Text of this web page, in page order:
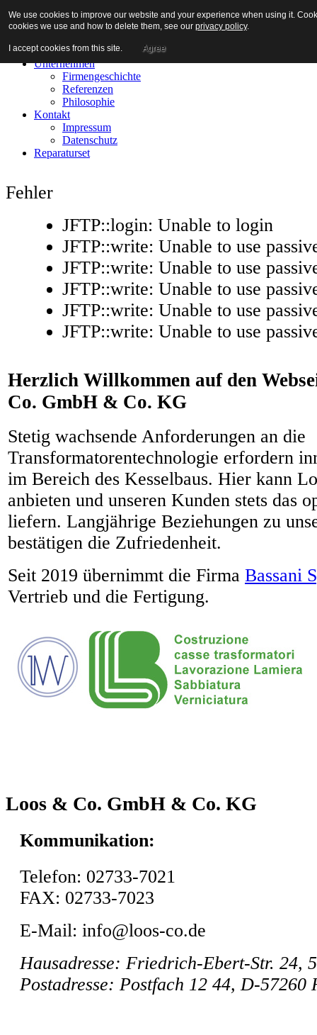
Home
Unternehmen
Firmengeschichte
Referenzen
Philosophie
Kontakt
Impressum
Datenschutz
Reparaturset
Fehler
JFTP::login: Unable to login
JFTP::write: Unable to use
JFTP::write: Unable to use
JFTP::write: Unable to use
JFTP::write: Unable to use
JFTP::write: Unable to use
Herzlich Willkommen auf den
Co. GmbH & Co. KG
Stetig wachsende Anforderungen an die
Transformatorentechnologie erfordern
im Bereich des Kesselbaus. Hier kann
anbieten und unseren Kunden stets das
liefern. Langjährige Beziehungen zu
bestätigen die Zufriedenheit.
Seit 2019 übernimmt die Firma Bassani
Vertrieb und die Fertigung.
Loos & Co. GmbH & Co. KG
Kommunikation:
Telefon: 02733-7021
FAX: 02733-7023
E-Mail: info@loos-co.de
Hausadresse: Friedrich-Ebert-Str. 24,
Postadresse: Postfach 12 44, D-57260
We use cookies to improve our website and your experience when using it.
cookies we use and how to delete them, see our privacy policy.
I accept cookies from this site. Agree